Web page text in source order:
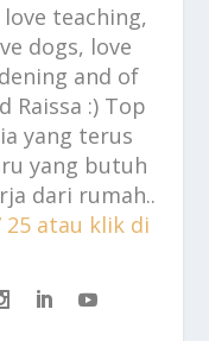
teaching,
dogs, love
and of
Raissa :) Top
yang terus
yang butuh
dari rumah..
25 atau klik di